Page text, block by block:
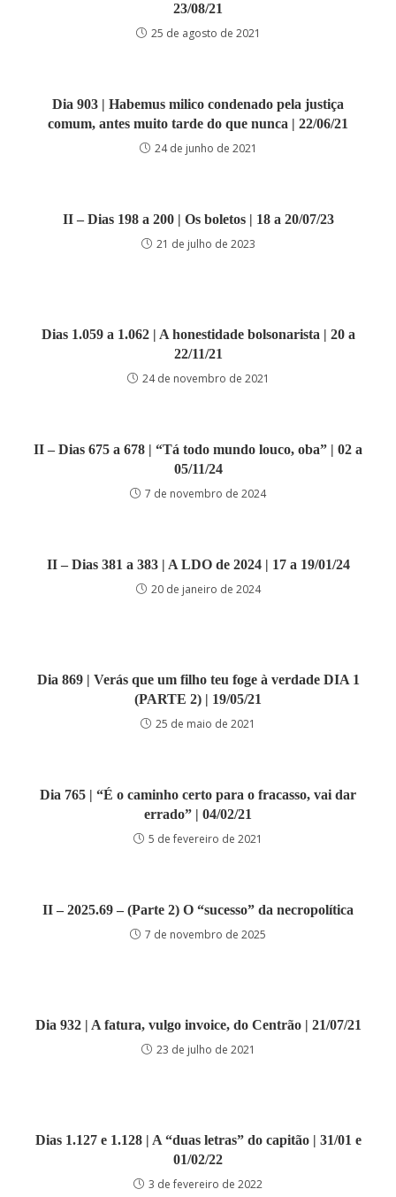
23/08/21
25 de agosto de 2021
Dia 903 | Habemus milico condenado pela justiça
comum, antes muito tarde do que nunca | 22/06/21
24 de junho de 2021
II – Dias 198 a 200 | Os boletos | 18 a 20/07/23
21 de julho de 2023
Dias 1.059 a 1.062 | A honestidade bolsonarista | 20 a
22/11/21
24 de novembro de 2021
II – Dias 675 a 678 | “Tá todo mundo louco, oba” | 02 a
05/11/24
7 de novembro de 2024
II – Dias 381 a 383 | A LDO de 2024 | 17 a 19/01/24
20 de janeiro de 2024
Dia 869 | Verás que um filho teu foge à verdade DIA 1
(PARTE 2) | 19/05/21
25 de maio de 2021
Dia 765 | “É o caminho certo para o fracasso, vai dar
errado” | 04/02/21
5 de fevereiro de 2021
II – 2025.69 – (Parte 2) O “sucesso” da necropolítica
7 de novembro de 2025
Dia 932 | A fatura, vulgo invoice, do Centrão | 21/07/21
23 de julho de 2021
Dias 1.127 e 1.128 | A “duas letras” do capitão | 31/01 e
01/02/22
3 de fevereiro de 2022